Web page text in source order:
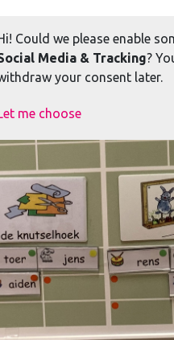
Could we please enable
Media & Tracking?
your consent later.
me choose